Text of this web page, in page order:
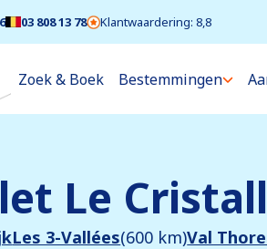
03 808 13 78 Klantwaardering: 8,8
Zoek & Boek Bestemmingen
Le
Les 3-Vallées(600 km)Val